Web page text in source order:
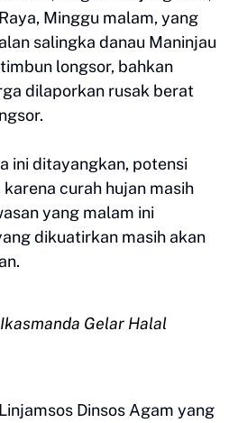
Minggu malam, yang
salingka danau Maninjau
longsor, bahkan
dilaporkan rusak berat
ini ditayangkan, potensi
curah hujan masih
yang malam ini
dikuatirkan masih akan
Gelar Halal
Dinsos Agam yang